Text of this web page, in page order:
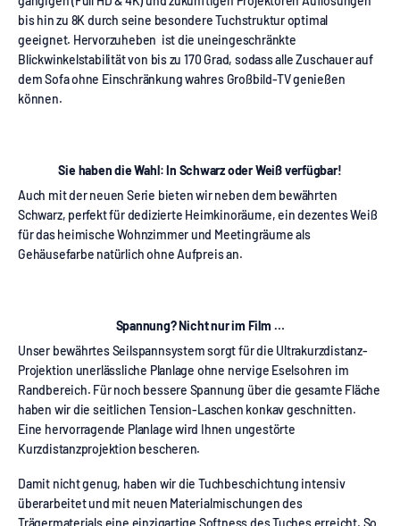
bis hin zu 8K durch seine besondere Tuchstruktur optimal
geeignet. Hervorzuheben ist die uneingeschränkte
Blickwinkelstabilität von bis zu 170 Grad, sodass alle Zuschauer auf
dem Sofa ohne Einschränkung wahres Großbild-TV genießen
können.
Sie haben die Wahl: In Schwarz oder Weiß verfügbar!
Auch mit der neuen Serie bieten wir neben dem bewährten
Schwarz, perfekt für dedizierte Heimkinoräume, ein dezentes Weiß
für das heimische Wohnzimmer und Meetingräume als
Gehäusefarbe natürlich ohne Aufpreis an.
Spannung? Nicht nur im Film …
Unser bewährtes Seilspannsystem sorgt für die Ultrakurzdistanz-
Projektion unerlässliche Planlage ohne nervige Eselsohren im
Randbereich. Für noch bessere Spannung über die gesamte Fläche
haben wir die seitlichen Tension-Laschen konkav geschnitten.
Eine hervorragende Planlage wird Ihnen ungestörte
Kurzdistanzprojektion bescheren.
Damit nicht genug, haben wir die Tuchbeschichtung intensiv
überarbeitet und mit neuen Materialmischungen des